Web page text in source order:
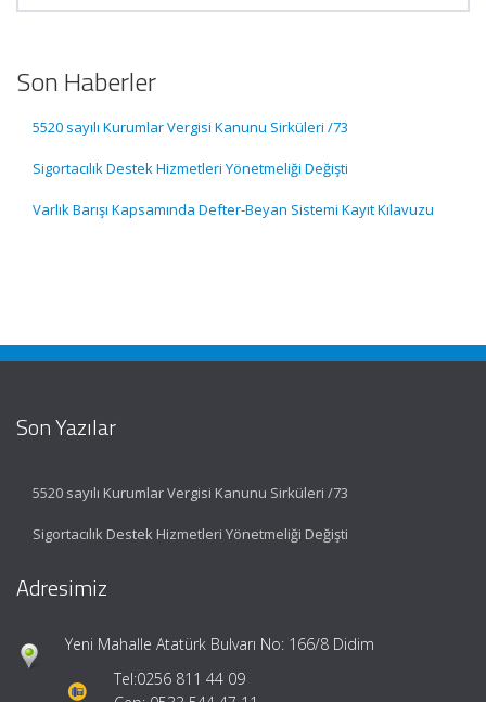
Son Haberler
5520 sayılı Kurumlar Vergisi Kanunu Sirküleri /73
Sigortacılık Destek Hizmetleri Yönetmeliği Değişti
Varlık Barışı Kapsamında Defter-Beyan Sistemi Kayıt Kılavuzu
Son Yazılar
5520 sayılı Kurumlar Vergisi Kanunu Sirküleri /73
Sigortacılık Destek Hizmetleri Yönetmeliği Değişti
Adresimiz
Yeni Mahalle Atatürk Bulvarı No: 166/8 Didim
Tel:0256 811 44 09